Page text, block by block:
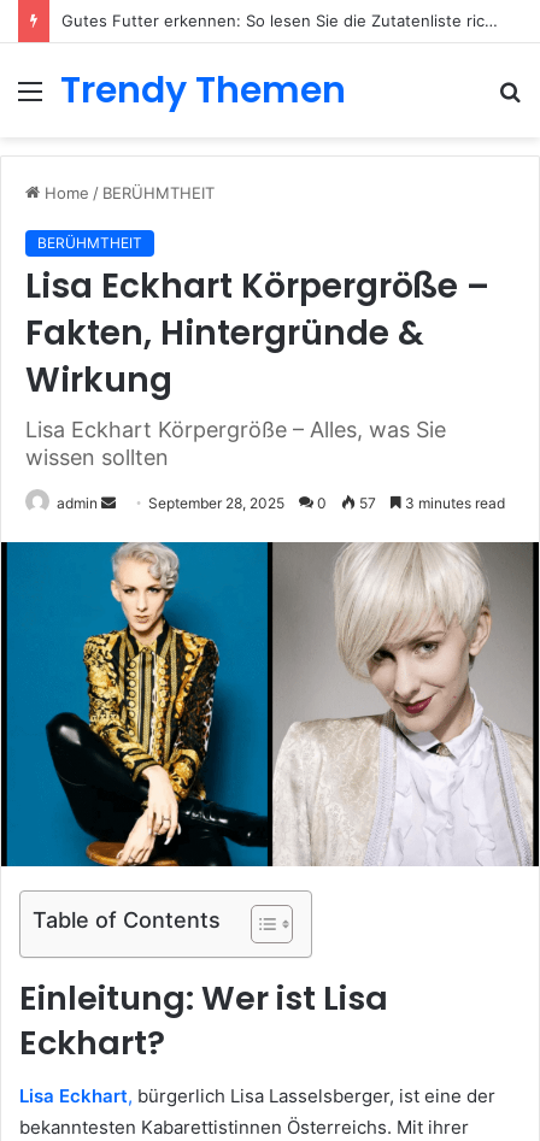
Gutes Futter erkennen: So lesen Sie die Zutatenliste richtig
Menu
Trendy Themen
Home / BERÜHMTHEIT
BERÜHMTHEIT
Lisa Eckhart Körpergröße –
Fakten, Hintergründe &
Wirkung
Lisa Eckhart Körpergröße – Alles, was Sie
wissen sollten
admin
n
d
a
n
e
m
a
i
September 28, 2025 0 57 3 minutes read
Table of Contents
Einleitung: Wer ist Lisa
Eckhart?
Lisa Eckhart, bürgerlich Lisa Lasselsberger, ist eine der
bekanntesten Kabarettistinnen Österreichs. Mit ihrer